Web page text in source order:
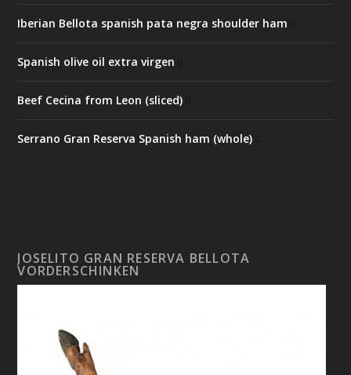
Iberian Bellota spanish pata negra shoulder ham
Spanish olive oil extra virgen
Beef Cecina from Leon (sliced)
Serrano Gran Reserva Spanish ham (whole)
JOSELITO GRAN RESERVA BELLOTA
VORDERSCHINKEN